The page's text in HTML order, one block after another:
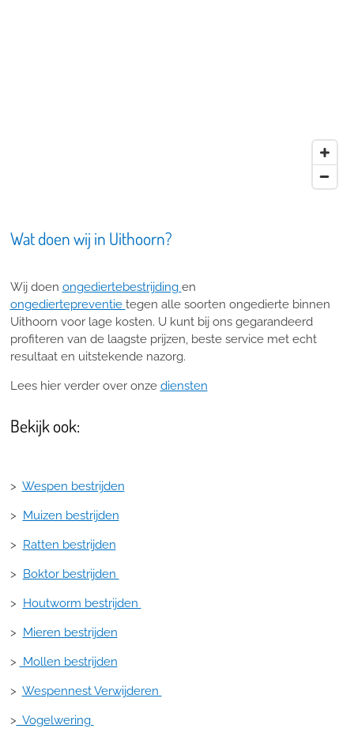
Wat doen wij in Uithoorn?
Wij doen ongediertebestrijding en
ongediertepreventie tegen alle soorten ongedierte binnen
Uithoorn voor lage kosten. U kunt bij ons gegarandeerd
profiteren van de laagste prijzen, beste service met echt
resultaat en uitstekende nazorg.
Lees hier verder over onze diensten
Bekijk ook:
> Wespen bestrijden
> Muizen bestrijden
> Ratten bestrijden
> Boktor bestrijden
> Houtworm bestrijden
> Mieren bestrijden
> Mollen bestrijden
> Wespennest Verwijderen
> Vogelwering